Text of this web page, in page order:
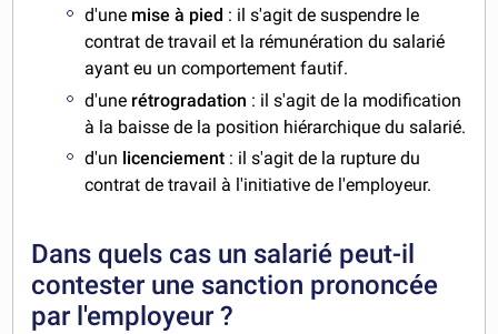
d'une mise à pied : il s'agit de suspendre le
contrat de travail et la rémunération du salarié
ayant eu un comportement fautif.
d'une rétrogradation : il s'agit de la modification
à la baisse de la position hiérarchique du salarié.
d'un licenciement : il s'agit de la rupture du
contrat de travail à l'initiative de l'employeur.
Dans quels cas un salarié peut-il
contester une sanction prononcée
par l'employeur ?